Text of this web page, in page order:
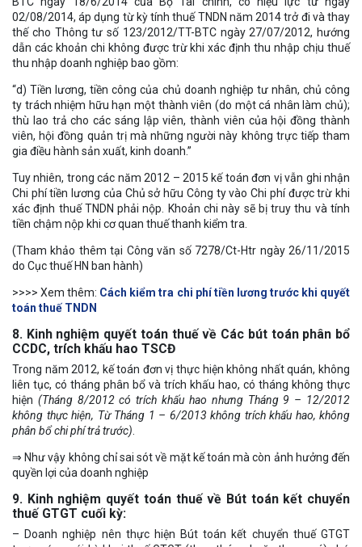
02/08/2014, áp dụng từ kỳ tính thuế TNDN năm 2014 trở đi và thay
thế cho Thông tư số 123/2012/TT-BTC ngày 27/07/2012, hướng
dẫn các khoản chi không được trừ khi xác định thu nhập chịu thuế
thu nhập doanh nghiệp bao gồm:
“d) Tiền lương, tiền công của chủ doanh nghiệp tư nhân, chủ công
ty trách nhiệm hữu hạn một thành viên (do một cá nhân làm chủ);
thù lao trả cho các sáng lập viên, thành viên của hội đồng thành
viên, hội đồng quản trị mà những người này không trực tiếp tham
gia điều hành sản xuất, kinh doanh.”
Tuy nhiên, trong các năm 2012 – 2015 kế toán đơn vị vẫn ghi nhận
Chi phí tiền lương của Chủ sở hữu Công ty vào Chi phí được trừ khi
xác định thuế TNDN phải nộp. Khoản chi này sẽ bị truy thu và tính
tiền chậm nộp khi cơ quan thuế thanh kiểm tra.
(Tham khảo thêm tại Công văn số 7278/Ct-Htr ngày 26/11/2015
do Cục thuế HN ban hành)
>>>> Xem thêm: Cách kiểm tra chi phí tiền lương trước khi quyết
toán thuế TNDN
8. Kinh nghiệm quyết toán thuế về Các bút toán phân bổ
CCDC, trích khấu hao TSCĐ
Trong năm 2012, kế toán đơn vị thực hiện không nhất quán, không
liên tục, có tháng phân bổ và trích khấu hao, có tháng không thực
hiện (Tháng 8/2012 có trích khấu hao nhưng Tháng 9 – 12/2012
không thực hiện, Từ Tháng 1 – 6/2013 không trích khấu hao, không
phân bổ chi phí trả trước)
⇒ Như vậy không chỉ sai sót về mặt kế toán mà còn ảnh hưởng đến
quyền lợi của doanh nghiệp
9. Kinh nghiệm quyết toán thuế về Bút toán kết chuyển
thuế GTGT cuối kỳ:
– Doanh nghiệp nên thực hiện Bút toán kết chuyển thuế GTGT